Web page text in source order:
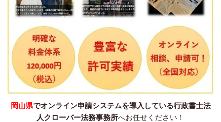
岡山県でオンライン申請システムを導入している行政書士法
人クローバー法務事務所へお任せください！